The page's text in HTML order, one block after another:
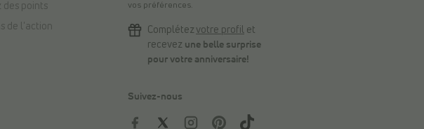
des points
de l'action
vos préférences.
Complétez votre profil et
recevez une belle surprise
pour votre anniversaire!
Suivez-nous